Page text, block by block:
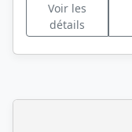
Voir les
détails